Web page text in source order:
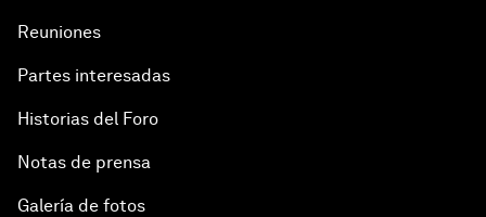
Reuniones
Partes interesadas
Historias del Foro
Notas de prensa
Galería de fotos